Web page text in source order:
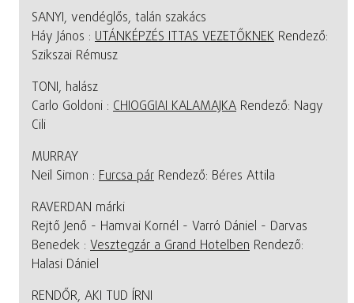
SANYI, vendéglős, talán szakács
Háy János : UTÁNKÉPZÉS ITTAS VEZETŐKNEK Rendező:
Szikszai Rémusz
TONI, halász
Carlo Goldoni : CHIOGGIAI KALAMAJKA Rendező: Nagy
Cili
MURRAY
Neil Simon : Furcsa pár Rendező: Béres Attila
RAVERDAN márki
Rejtő Jenő - Hamvai Kornél - Varró Dániel - Darvas
Benedek : Vesztegzár a Grand Hotelben Rendező:
Halasi Dániel
RENDŐR, AKI TUD ÍRNI